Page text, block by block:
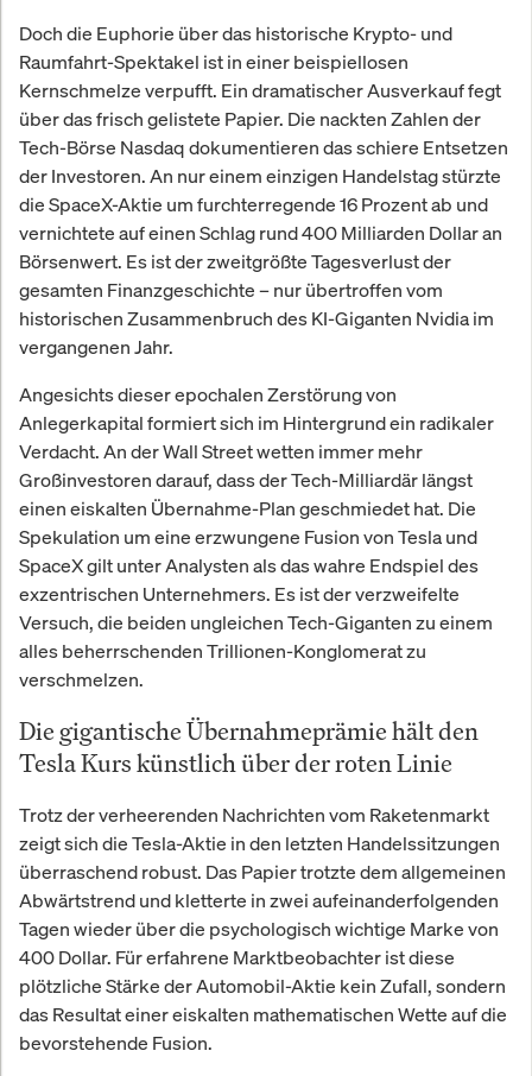
Doch die Euphorie über das historische Krypto- und
Raumfahrt-Spektakel ist in einer beispiellosen
Kernschmelze verpufft. Ein dramatischer Ausverkauf fegt
über das frisch gelistete Papier. Die nackten Zahlen der
Tech-Börse Nasdaq dokumentieren das schiere Entsetzen
der Investoren. An nur einem einzigen Handelstag stürzte
die SpaceX-Aktie um furchterregende 16 Prozent ab und
vernichtete auf einen Schlag rund 400 Milliarden Dollar an
Börsenwert. Es ist der zweitgrößte Tagesverlust der
gesamten Finanzgeschichte – nur übertroffen vom
historischen Zusammenbruch des KI-Giganten Nvidia im
vergangenen Jahr.
Angesichts dieser epochalen Zerstörung von
Anlegerkapital formiert sich im Hintergrund ein radikaler
Verdacht. An der Wall Street wetten immer mehr
Großinvestoren darauf, dass der Tech-Milliardär längst
einen eiskalten Übernahme-Plan geschmiedet hat. Die
Spekulation um eine erzwungene Fusion von Tesla und
SpaceX gilt unter Analysten als das wahre Endspiel des
exzentrischen Unternehmers. Es ist der verzweifelte
Versuch, die beiden ungleichen Tech-Giganten zu einem
alles beherrschenden Trillionen-Konglomerat zu
verschmelzen.
Die gigantische Übernahmeprämie hält den
Tesla Kurs künstlich über der roten Linie
Trotz der verheerenden Nachrichten vom Raketenmarkt
zeigt sich die Tesla-Aktie in den letzten Handelssitzungen
überraschend robust. Das Papier trotzte dem allgemeinen
Abwärtstrend und kletterte in zwei aufeinanderfolgenden
Tagen wieder über die psychologisch wichtige Marke von
400 Dollar. Für erfahrene Marktbeobachter ist diese
plötzliche Stärke der Automobil-Aktie kein Zufall, sondern
das Resultat einer eiskalten mathematischen Wette auf die
bevorstehende Fusion.